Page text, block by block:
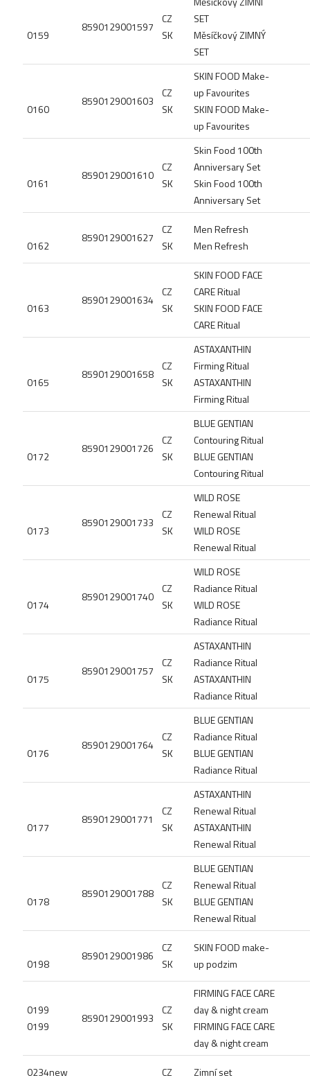
0159
8590129001597
CZ
SK
SET
Měsíčkový ZIMNÝ
SET
0160
8590129001603
CZ
SK
SKIN FOOD Make-
up Favourites
SKIN FOOD Make-
up Favourites
0161
8590129001610
CZ
SK
Skin Food 100th
Anniversary Set
Skin Food 100th
Anniversary Set
0162
8590129001627
CZ
SK
Men Refresh
Men Refresh
0163
8590129001634
CZ
SK
SKIN FOOD FACE
CARE Ritual
SKIN FOOD FACE
CARE Ritual
0165
8590129001658
CZ
SK
ASTAXANTHIN
Firming Ritual
ASTAXANTHIN
Firming Ritual
0172
8590129001726
CZ
SK
BLUE GENTIAN
Contouring Ritual
BLUE GENTIAN
Contouring Ritual
0173
8590129001733
CZ
SK
WILD ROSE
Renewal Ritual
WILD ROSE
Renewal Ritual
0174
8590129001740
CZ
SK
WILD ROSE
Radiance Ritual
WILD ROSE
Radiance Ritual
0175
8590129001757
CZ
SK
ASTAXANTHIN
Radiance Ritual
ASTAXANTHIN
Radiance Ritual
0176
8590129001764
CZ
SK
BLUE GENTIAN
Radiance Ritual
BLUE GENTIAN
Radiance Ritual
0177
8590129001771
CZ
SK
ASTAXANTHIN
Renewal Ritual
ASTAXANTHIN
Renewal Ritual
0178
8590129001788
CZ
SK
BLUE GENTIAN
Renewal Ritual
BLUE GENTIAN
Renewal Ritual
0198
8590129001986
CZ
SK
SKIN FOOD make-
up podzim
0199
0199
8590129001993
CZ
SK
FIRMING FACE CARE
day & night cream
FIRMING FACE CARE
day & night cream
0234new
CZ
Zimní set